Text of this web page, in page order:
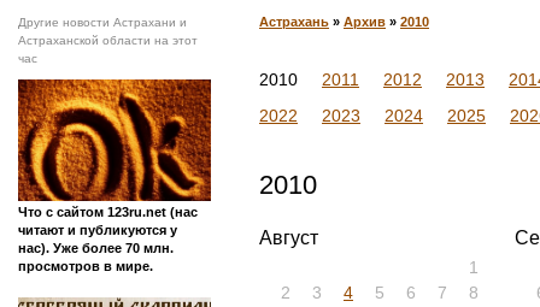
Другие новости Астрахани и
Астраханской области на этот
час
Что с сайтом 123ru.net (нас
читают и публикуются у
нас). Уже более 70 млн.
просмотров в мире.
Астрахань » Архив » 2010
2010 2011 2012 2013
2022
2023 2024 2025
2010
Август
1
2
3 4 5 6 7
8